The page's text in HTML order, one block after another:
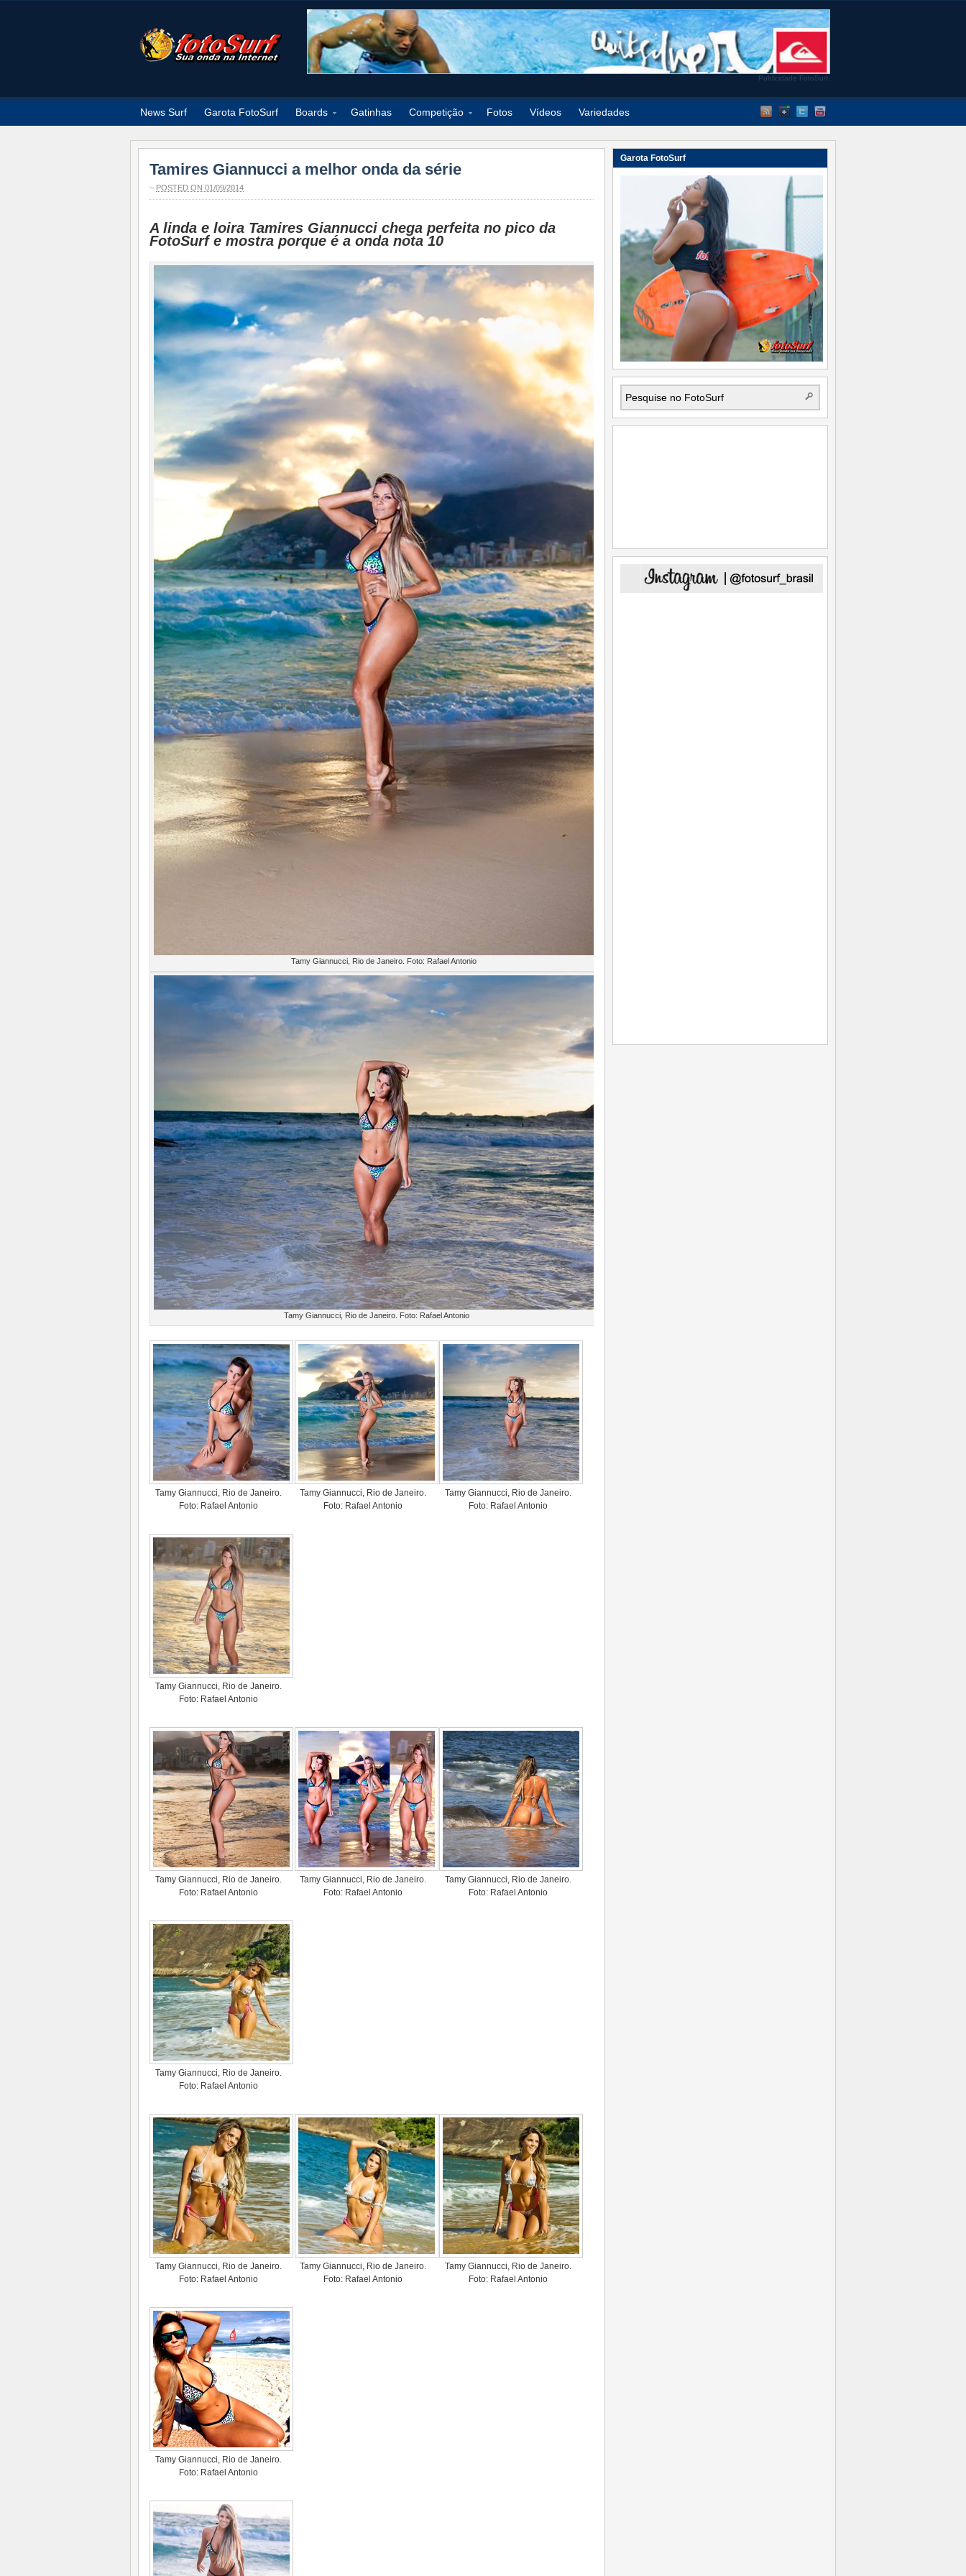
Publicidade FotoSurf.
News Surf Garota FotoSurf Boards Gatinhas Competição Fotos Vídeos Variedades
Tamires Giannucci a melhor onda da série
– POSTED ON 01/09/2014
A linda e loira Tamires Giannucci chega perfeita no pico da
FotoSurf e mostra porque é a onda nota 10
Tamy Giannucci, Rio de Janeiro. Foto: Rafael Antonio
Tamy Giannucci, Rio de Janeiro. Foto: Rafael Antonio
Tamy Giannucci, Rio de Janeiro.
Foto: Rafael Antonio
Tamy Giannucci, Rio de Janeiro.
Foto: Rafael Antonio
Tamy Giannucci, Rio de Janeiro.
Foto: Rafael Antonio
Tamy Giannucci, Rio de Janeiro.
Foto: Rafael Antonio
Tamy Giannucci, Rio de Janeiro.
Foto: Rafael Antonio
Tamy Giannucci, Rio de Janeiro.
Foto: Rafael Antonio
Tamy Giannucci, Rio de Janeiro.
Foto: Rafael Antonio
Tamy Giannucci, Rio de Janeiro.
Foto: Rafael Antonio
Tamy Giannucci, Rio de Janeiro.
Foto: Rafael Antonio
Tamy Giannucci, Rio de Janeiro.
Foto: Rafael Antonio
Tamy Giannucci, Rio de Janeiro.
Foto: Rafael Antonio
Tamy Giannucci, Rio de Janeiro.
Foto: Rafael Antonio
Garota FotoSurf